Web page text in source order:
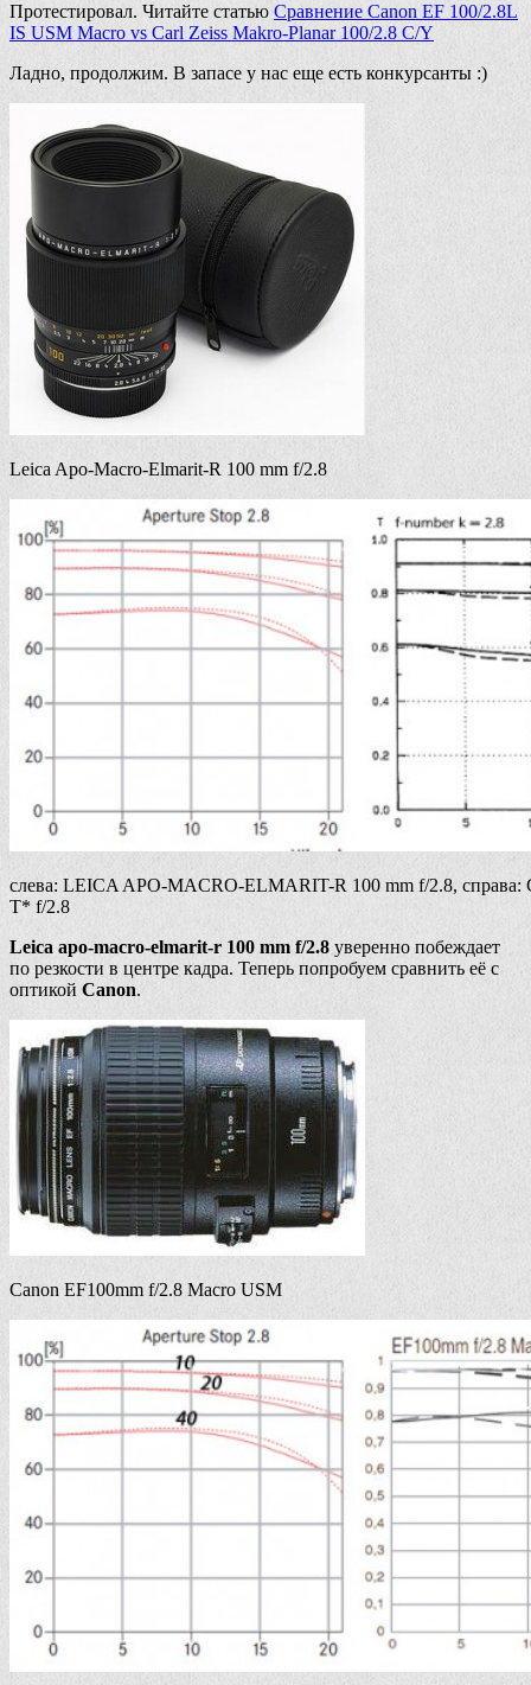
Протестировал. Читайте статью Сравнение Canon EF 100/2.8L
IS USM Macro vs Carl Zeiss Makro-Planar 100/2.8 C/Y
Ладно, продолжим. В запасе у нас еще есть конкурсанты :)
Leica Apo-Macro-Elmarit-R 100 mm f/2.8
слева: LEICA APO-MACRO-ELMARIT-R 100 mm f/2.8, справа:
T* f/2.8
Leica apo-macro-elmarit-r 100 mm f/2.8 уверенно побеждает
по резкости в центре кадра. Теперь попробуем сравнить её с
оптикой Canon.
Canon EF100mm f/2.8 Macro USM